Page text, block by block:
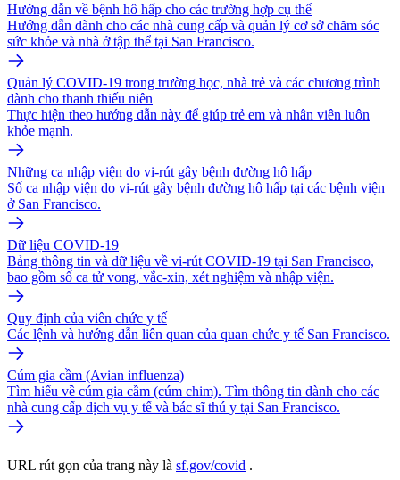
Hướng dẫn về bệnh hô hấp cho các trường hợp cụ thể
Hướng dẫn dành cho các nhà cung cấp và quản lý cơ sở chăm sóc
sức khỏe và nhà ở tập thể tại San Francisco.
Quản lý COVID-19 trong trường học, nhà trẻ và các chương trình
dành cho thanh thiếu niên
Thực hiện theo hướng dẫn này để giúp trẻ em và nhân viên luôn
khỏe mạnh.
Những ca nhập viện do vi-rút gây bệnh đường hô hấp
Số ca nhập viện do vi-rút gây bệnh đường hô hấp tại các bệnh viện
ở San Francisco.
Dữ liệu COVID-19
Bảng thông tin và dữ liệu về vi-rút COVID-19 tại San Francisco,
bao gồm số ca tử vong, vắc-xin, xét nghiệm và nhập viện.
Quy định của viên chức y tế
Các lệnh và hướng dẫn liên quan của quan chức y tế San Francisco.
Cúm gia cầm (Avian influenza)
Tìm hiểu về cúm gia cầm (cúm chim). Tìm thông tin dành cho các
nhà cung cấp dịch vụ y tế và bác sĩ thú y tại San Francisco.
URL rút gọn của trang này là sf.gov/covid .